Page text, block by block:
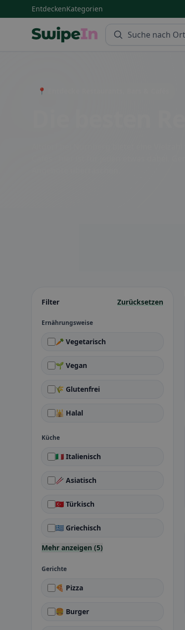
EntdeckenKategorien
📍 Entdecke Restaurants, Bars & Cafés
Filter Zurücksetzen
Ernährungsweise
🥕 Vegetarisch
🌱 Vegan
🌾 Glutenfrei
🕌 Halal
Küche
🇮🇹 Italienisch
🥢 Asiatisch
🇹🇷 Türkisch
🇬🇷 Griechisch
Mehr anzeigen (5)
Gerichte
🍕 Pizza
🍔 Burger